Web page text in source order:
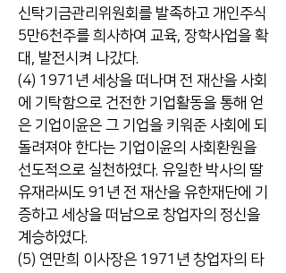
신탁기금관리위원회를 발족하고 개인주식
5만6천주를 희사하여 교육, 장학사업을 확
대, 발전시켜 나갔다.
(4) 1971년 세상을 떠나며 전 재산을 사회
에 기탁함으로 건전한 기업활동을 통해 얻
은 기업이윤은 그 기업을 키워준 사회에 되
돌려져야 한다는 기업이윤의 사회환원을
선도적으로 실천하였다. 유일한 박사의 딸
유재라씨도 91년 전 재산을 유한재단에 기
증하고 세상을 떠남으로 창업자의 정신을
계승하였다.
(5) 연만희 이사장은 1971년 창업자의 타